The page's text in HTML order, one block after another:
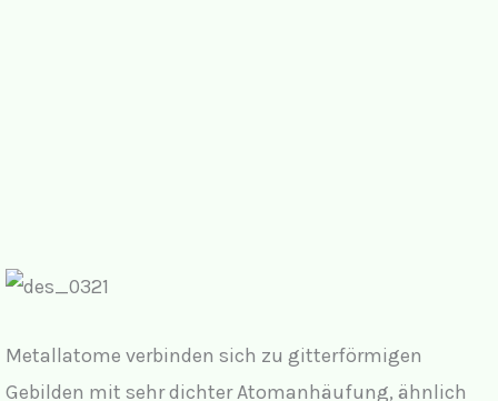
Metallatome verbinden sich zu gitterförmigen
Gebilden mit sehr dichter Atomanhäufung, ähnlich